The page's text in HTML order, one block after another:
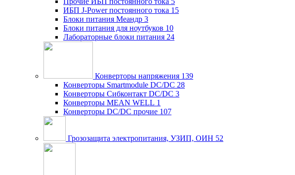
ИБП J-Power постоянного тока 15
Блоки питания Меандр 3
Блоки питания для ноутбуков 10
Лабораторные блоки питания 24
Конверторы напряжения 139
Конверторы Smartmodule DC/DC 28
Конверторы Сибконтакт DC/DC 3
Конверторы MEAN WELL 1
Конверторы DC/DC прочие 107
Грозозащита электропитания, УЗИП, ОИН 52